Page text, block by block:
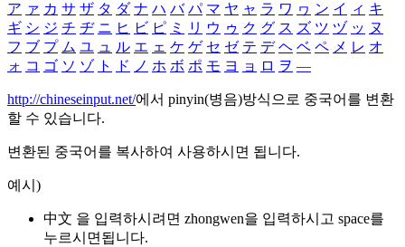
ア ァ カ サ ザ タ ダ ナ ハ バ パ マ ヤ ャ ラ ワ ヮ ン イ ィ キ
ギ シ ジ チ ヂ ニ ヒ ビ ピ ミ リ ウ ゥ ク グ ス ズ ツ ヅ ッ ヌ
フ ブ プ ム ユ ュ ル エ ェ ケ ゲ セ ゼ テ デ ヘ ベ ペ メ レ オ
ォ コ ゴ ソ ゾ ト ド ノ ホ ボ ポ モ ヨ ョ ロ ヲ ―
http://chineseinput.net/에서 pinyin(병음)방식으로 중국어를 변환
할 수 있습니다.
변환된 중국어를 복사하여 사용하시면 됩니다.
예시)
中文 을 입력하시려면 zhongwen을 입력하시고 space를
누르시면됩니다.